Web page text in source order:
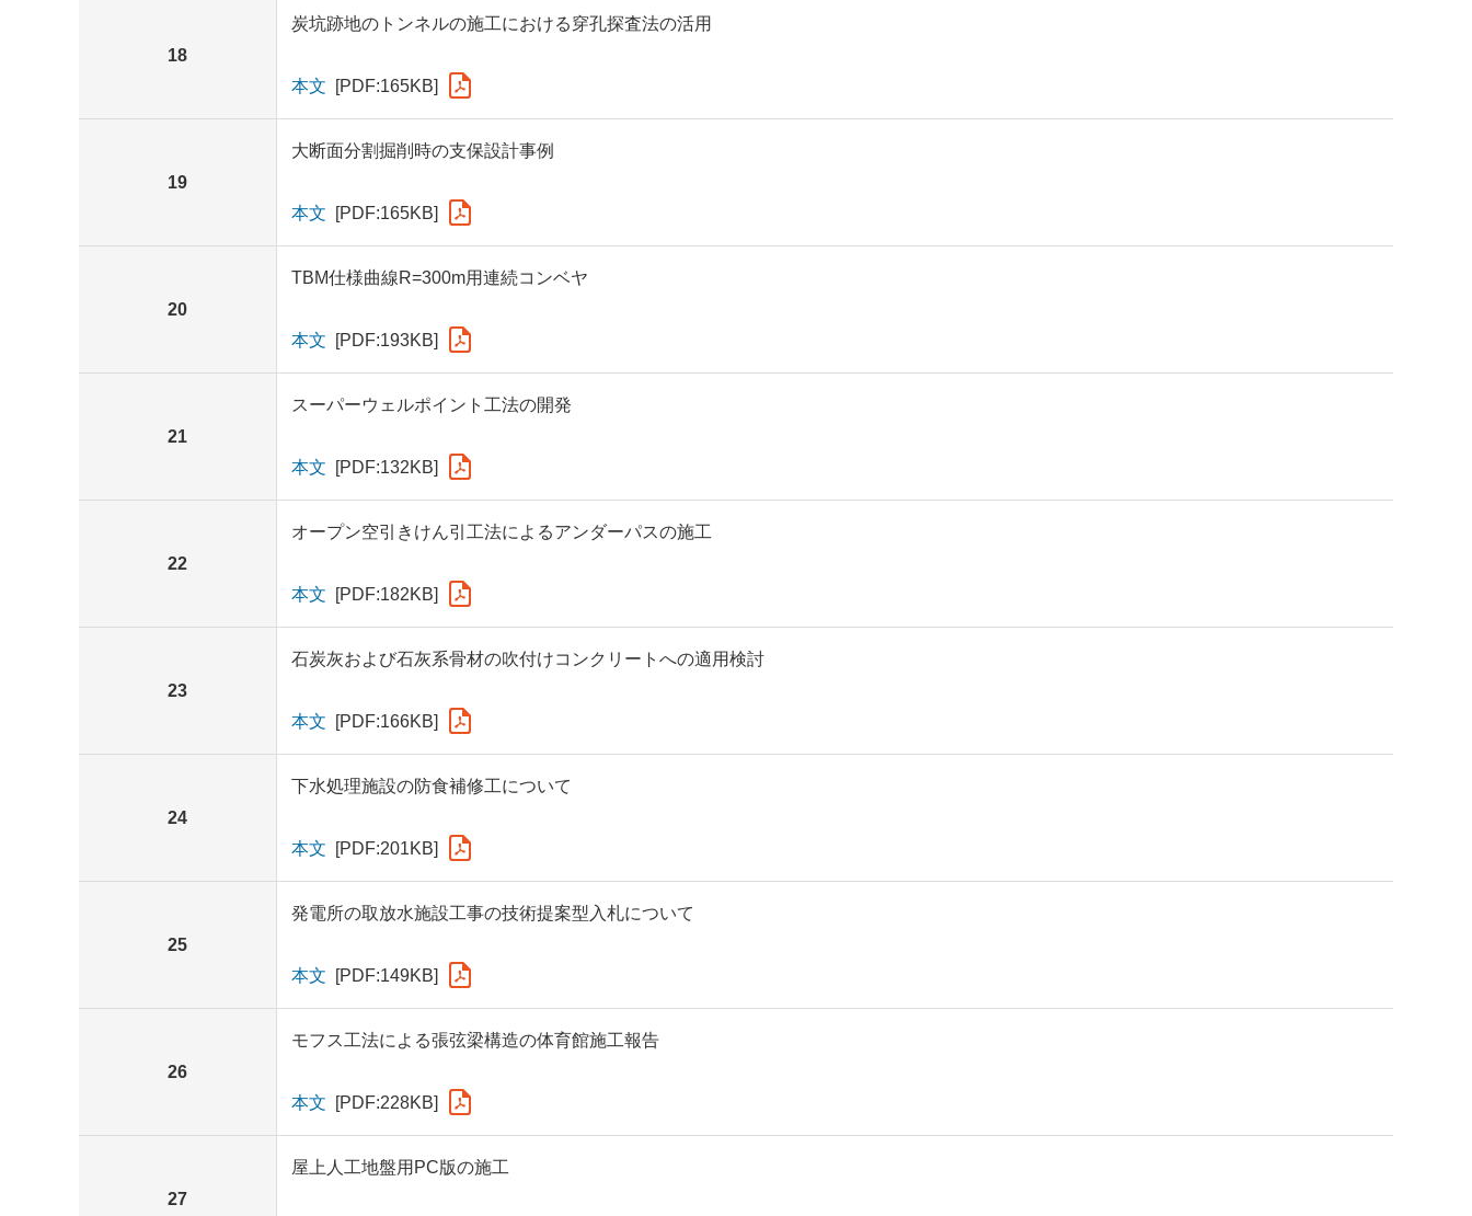
18
炭坑跡地のトンネルの施工における穿孔探査法の活用
本文 [PDF:165KB]
19
大断面分割掘削時の支保設計事例
本文 [PDF:165KB]
20
TBM仕様曲線R=300m用連続コンベヤ
本文 [PDF:193KB]
21
スーパーウェルポイント工法の開発
本文 [PDF:132KB]
22
オープン空引きけん引工法によるアンダーパスの施工
本文 [PDF:182KB]
23
石炭灰および石灰系骨材の吹付けコンクリートへの適用検討
本文 [PDF:166KB]
24
下水処理施設の防食補修工について
本文 [PDF:201KB]
25
発電所の取放水施設工事の技術提案型入札について
本文 [PDF:149KB]
26
モフス工法による張弦梁構造の体育館施工報告
本文 [PDF:228KB]
27
屋上人工地盤用PC版の施工